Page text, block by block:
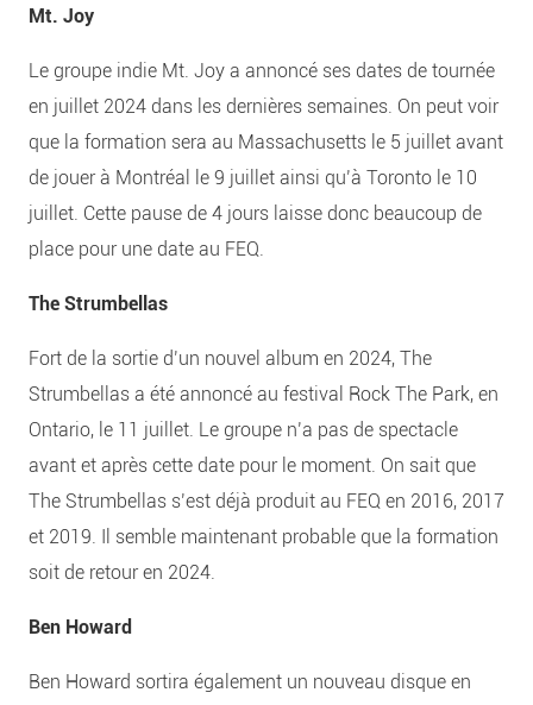
Mt. Joy
Le groupe indie Mt. Joy a annoncé ses dates de tournée
en juillet 2024 dans les dernières semaines. On peut voir
que la formation sera au Massachusetts le 5 juillet avant
de jouer à Montréal le 9 juillet ainsi qu’à Toronto le 10
juillet. Cette pause de 4 jours laisse donc beaucoup de
place pour une date au FEQ.
The Strumbellas
Fort de la sortie d’un nouvel album en 2024, The
Strumbellas a été annoncé au festival Rock The Park, en
Ontario, le 11 juillet. Le groupe n’a pas de spectacle
avant et après cette date pour le moment. On sait que
The Strumbellas s’est déjà produit au FEQ en 2016, 2017
et 2019. Il semble maintenant probable que la formation
soit de retour en 2024.
Ben Howard
Ben Howard sortira également un nouveau disque en